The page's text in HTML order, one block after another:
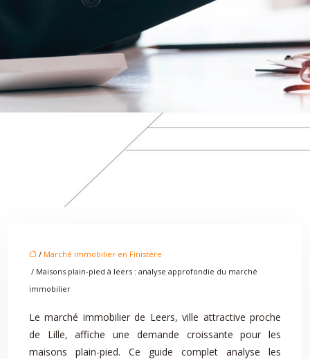
/ Marché immobilier en Finistère
/ Maisons plain-pied à leers : analyse approfondie du marché
immobilier
Le marché immobilier de Leers, ville attractive proche
de Lille, affiche une demande croissante pour les
maisons plain-pied. Ce guide complet analyse les